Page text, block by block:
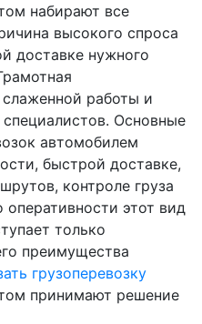
набирают все
высокого спроса
доставке нужного
работы и
Основные
автомобилем
быстрой доставке,
контроле груза
этот вид
только
преимущества
грузоперевозку
принимают решение